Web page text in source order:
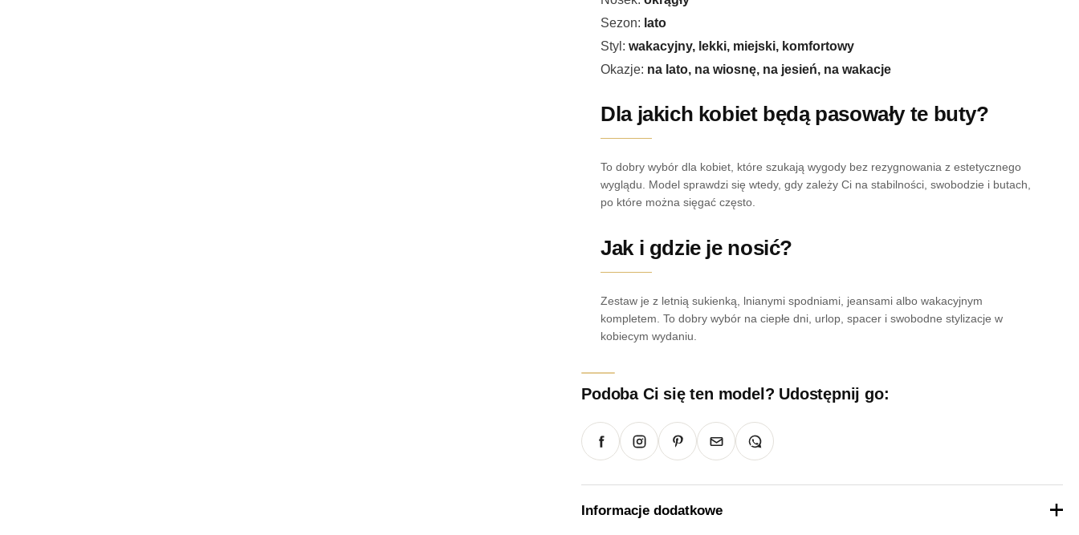
Sezon: lato
Styl:wakacyjny, lekki, miejski, komfortowy
Okazje: na lato, na wiosnę, na jesień, na wakacje
Dla jakich kobiet będą pasowały te buty?
To dobry wybór dla kobiet, które szukają wygody bez rezygnowania z estetycznego
wyglądu. Model sprawdzi się wtedy, gdy zależy Ci na stabilności, swobodzie i butach,
po które można sięgać często.
Jak i gdzie je nosić?
Zestaw je z letnią sukienką, lnianymi spodniami, jeansami albo wakacyjnym
kompletem. To dobry wybór na ciepłe dni, urlop, spacer i swobodne stylizacje w
kobiecym wydaniu.
Podoba Ci się ten model? Udostępnij go:
Informacje dodatkowe